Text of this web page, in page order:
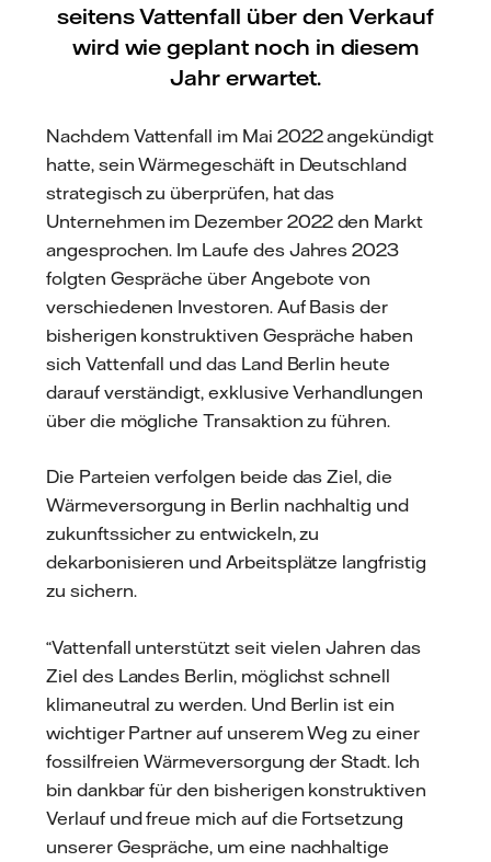
seitens Vattenfall über den Verkauf
wird wie geplant noch in diesem
Jahr erwartet.
Nachdem Vattenfall im Mai 2022 angekündigt
hatte, sein Wärmegeschäft in Deutschland
strategisch zu überprüfen, hat das
Unternehmen im Dezember 2022 den Markt
angesprochen. Im Laufe des Jahres 2023
folgten Gespräche über Angebote von
verschiedenen Investoren. Auf Basis der
bisherigen konstruktiven Gespräche haben
sich Vattenfall und das Land Berlin heute
darauf verständigt, exklusive Verhandlungen
über die mögliche Transaktion zu führen.
Die Parteien verfolgen beide das Ziel, die
Wärmeversorgung in Berlin nachhaltig und
zukunftssicher zu entwickeln, zu
dekarbonisieren und Arbeitsplätze langfristig
zu sichern.
“Vattenfall unterstützt seit vielen Jahren das
Ziel des Landes Berlin, möglichst schnell
klimaneutral zu werden. Und Berlin ist ein
wichtiger Partner auf unserem Weg zu einer
fossilfreien Wärmeversorgung der Stadt. Ich
bin dankbar für den bisherigen konstruktiven
Verlauf und freue mich auf die Fortsetzung
unserer Gespräche, um eine nachhaltige